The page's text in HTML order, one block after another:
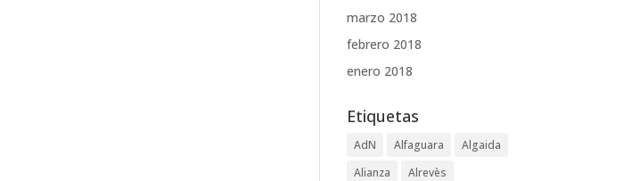
marzo 2018
febrero 2018
enero 2018
Etiquetas
AdN Alfaguara
Algaida
Alianza
Alrevès